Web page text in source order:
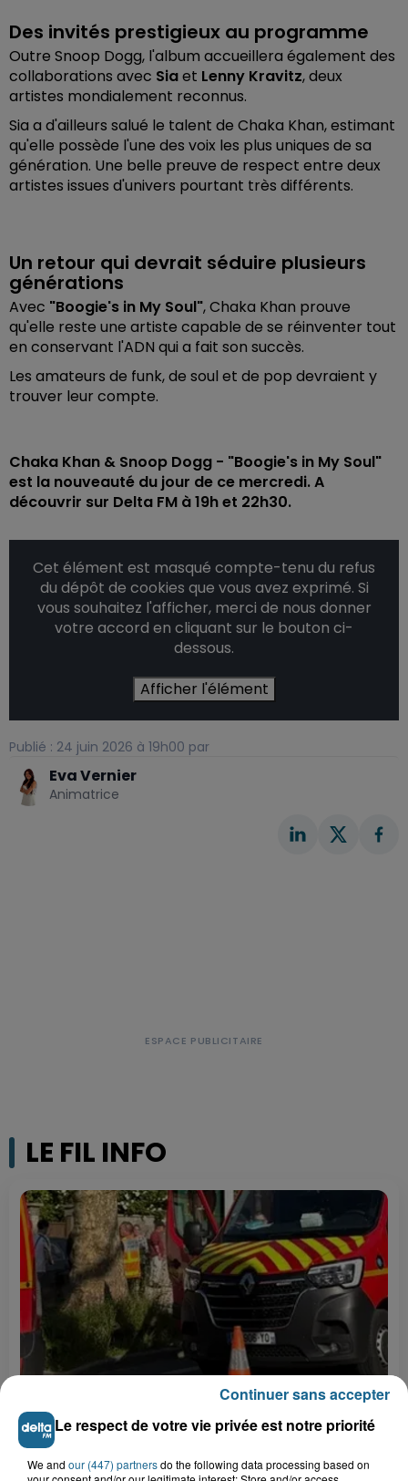
Des invités prestigieux au programme
Outre Snoop Dogg, l'album accueillera également des
collaborations avec Siaet Lenny Kravitz, deux
artistes mondialement reconnus.
Sia a d'ailleurs salué le talent de Chaka Khan, estimant
qu'elle possède l'une des voix les plus uniques de sa
génération. Une belle preuve de respect entre deux
artistes issues d'univers pourtant très différents.
Un retour qui devrait séduire plusieurs
générations
Avec "Boogie's in My Soul", Chaka Khan prouve
qu'elle reste une artiste capable de se réinventer tout
en conservant l'ADN qui a fait son succès.
Les amateurs de funk, de soul et de pop devraient y
trouver leur compte.
Chaka Khan & Snoop Dogg - "Boogie's in My Soul"
est la nouveauté du jour de ce mercredi. A
découvrir sur Delta FM à 19h et 22h30.
Cet élément est masqué compte-tenu du refus
du dépôt de cookies que vous avez exprimé. Si
vous souhaitez l'afficher, merci de nous donner
votre accord en cliquant sur le bouton ci-
dessous.
Afficher l'élément
Publié : 24 juin 2026 à 19h00 par
Eva Vernier
Animatrice
LE FIL INFO
Âgée de 54 ans, une femme se blesse dans un
accident de trottinette...
19h07
Le respect de votre vie privée est notre priorité
We and our (447) partnersdo the following data processing based on
Continuer sans accepter